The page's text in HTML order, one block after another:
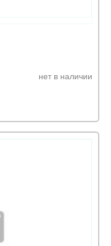
нет в наличии